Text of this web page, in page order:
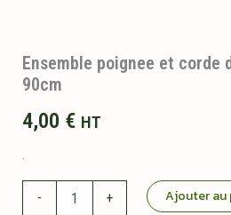
Ensemble poignee et corde
90cm
4,00 € HT
.
- + Ajouter au